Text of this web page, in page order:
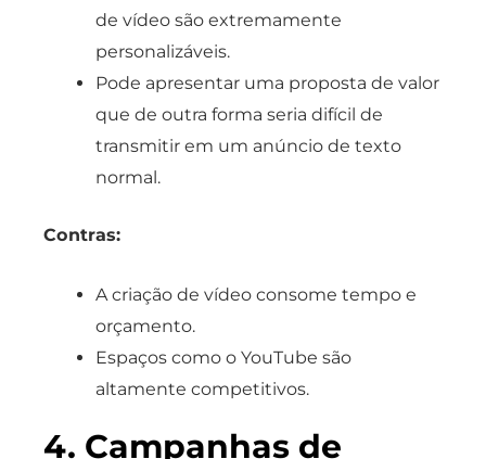
de vídeo são extremamente
personalizáveis.
Pode apresentar uma proposta de valor
que de outra forma seria difícil de
transmitir em um anúncio de texto
normal.
Contras:
A criação de vídeo consome tempo e
orçamento.
Espaços como o YouTube são
altamente competitivos.
4. Campanhas de